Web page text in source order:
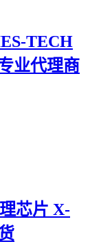
TECH
业代理商
芯片 X-